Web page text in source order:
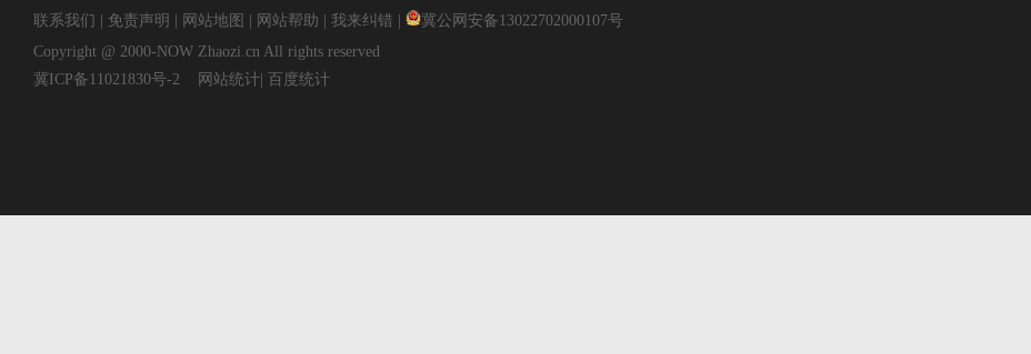
联系我们 免责声明 网站地图 网站帮助 我来纠错
冀公网安备13022702000107号
Copyright @ 2000-NOW Zhaozi.cn All rights reserved
冀ICP备11021830号-2
网站统计 百度统计